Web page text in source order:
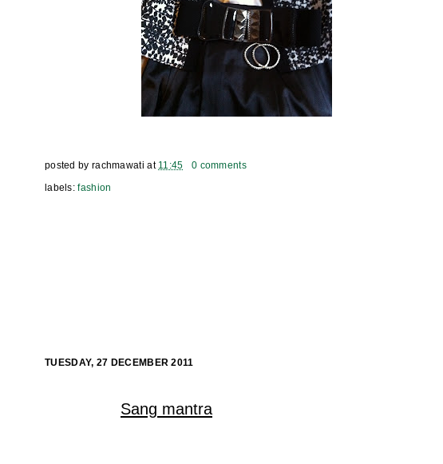
posted by rachmawati at 11:45
0 comments
labels:fashion
TUESDAY, 27 DECEMBER 2011
Sang mantra